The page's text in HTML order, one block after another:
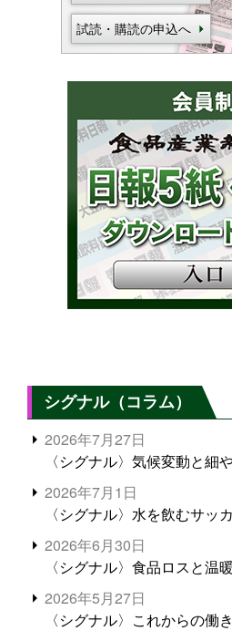
試読・購読の申込へ
シグナル（コラム）
2026年7月27日
〈シグナル〉気候変動と細
2026年7月1日
〈シグナル〉水を飲むサッ
2026年6月30日
〈シグナル〉食品ロスと温
2026年5月27日
〈シグナル〉これからの働